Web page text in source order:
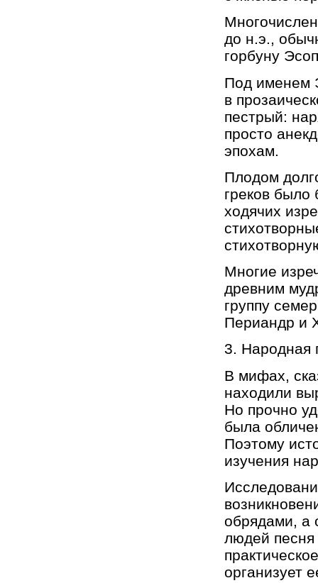
до н.э.,
горбуну
Под именем
в
пестрый:
просто
эпохам.
Плодом
греков было
ходячих
Многие
древним
группу
Периандр и
3. Народная
В мифах,
находили
Но прочно
была
Поэтому
изучения
обрядами, а
людей песня
организует